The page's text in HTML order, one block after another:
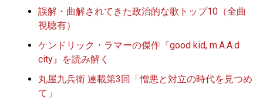
誤解・曲解されてきた政治的な歌トップ10（全曲
視聴有）
ケンドリック・ラマーの傑作『good kid, m.A.A.d
city』を読み解く
丸屋九兵衛 連載第3回「憎悪と対立の時代を見つめ
て」